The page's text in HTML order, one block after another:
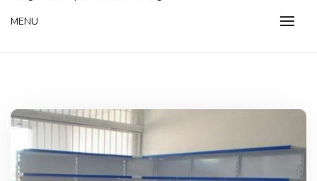
MENU